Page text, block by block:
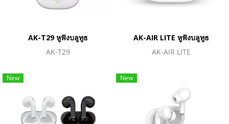
AK-T29 หูฟังบลูทูธ
AK-T29
AK-AIR LITE หูฟังบลูทูธ
AK-AIR LITE
New New